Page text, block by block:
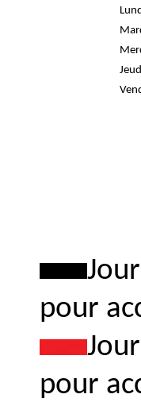
pour
pour